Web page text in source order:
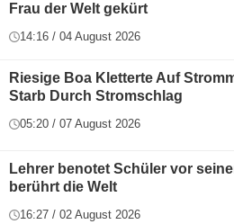
Frau der Welt gekürt
14:16 / 04 August 2026
Riesige Boa Kletterte Auf
Starb Durch Stromschlag
05:20 / 07 August 2026
Lehrer benotet Schüler vor
berührt die Welt
16:27 / 02 August 2026